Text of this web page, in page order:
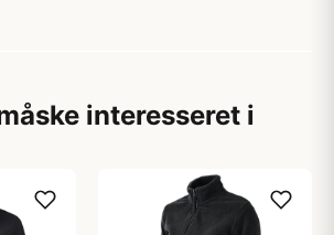
interesseret i